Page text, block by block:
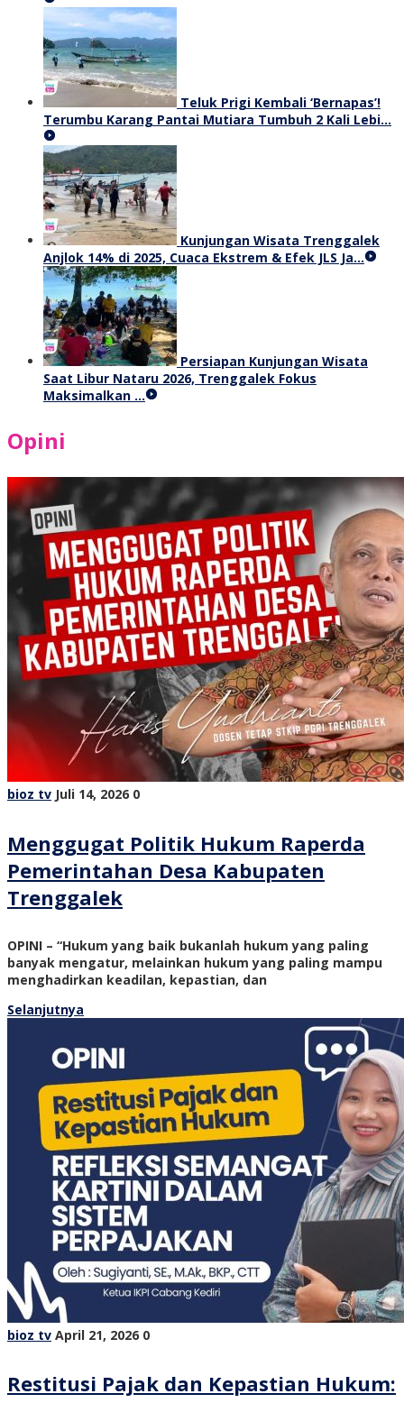
Teluk Prigi Kembali ‘Bernapas’!
Terumbu Karang Pantai Mutiara Tumbuh 2 Kali Lebi…
Kunjungan Wisata Trenggalek
Anjlok 14% di 2025, Cuaca Ekstrem & Efek JLS Ja…
Persiapan Kunjungan Wisata
Saat Libur Nataru 2026, Trenggalek Fokus
Maksimalkan …
Opini
bioz tv Juli 14, 2026 0
Menggugat Politik Hukum Raperda
Pemerintahan Desa Kabupaten
Trenggalek
OPINI – “Hukum yang baik bukanlah hukum yang paling
banyak mengatur, melainkan hukum yang paling mampu
menghadirkan keadilan, kepastian, dan
Selanjutnya
bioz tv April 21, 2026 0
Restitusi Pajak dan Kepastian Hukum: